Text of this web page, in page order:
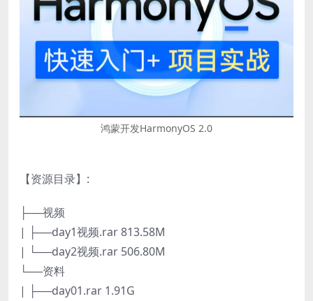
鸿蒙开发HarmonyOS 2.0
【资源目录】:
├──视频
| ├──day1视频.rar 813.58M
| └──day2视频.rar 506.80M
└──资料
| ├──day01.rar 1.91G